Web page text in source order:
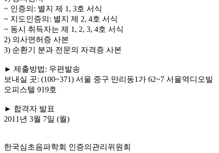
~ 인증의: 별지 제 1, 3호 서식
~ 지도인증의: 별지 제 2, 4호 서식
~ 동시 취득자는 제 1, 2, 3, 4호 서식
2) 의사면허증 사본
3) 순환기 분과 전문의 자격증 사본
► 제출방법: 우편발송
보내실 곳: (100~371) 서울 중구 만리동1가 62~7 서울역디오빌
오피스텔 919호
► 합격자 발표
2011년 3월 7일 (월)
한국심초음파학회 인증의관리위원회